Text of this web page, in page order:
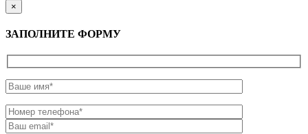
×
ЗАПОЛНИТЕ ФОРМУ